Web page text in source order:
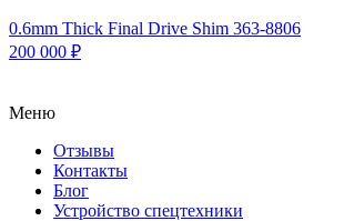
0.6mm Thick Final Drive Shim 363-8806
200 000 ₽
Меню
Отзывы
Контакты
Блог
Устройство спецтехники